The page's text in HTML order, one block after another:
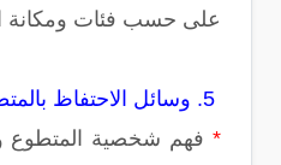
على حسب فئات ومكانة
* فهم شخصية المتطوع